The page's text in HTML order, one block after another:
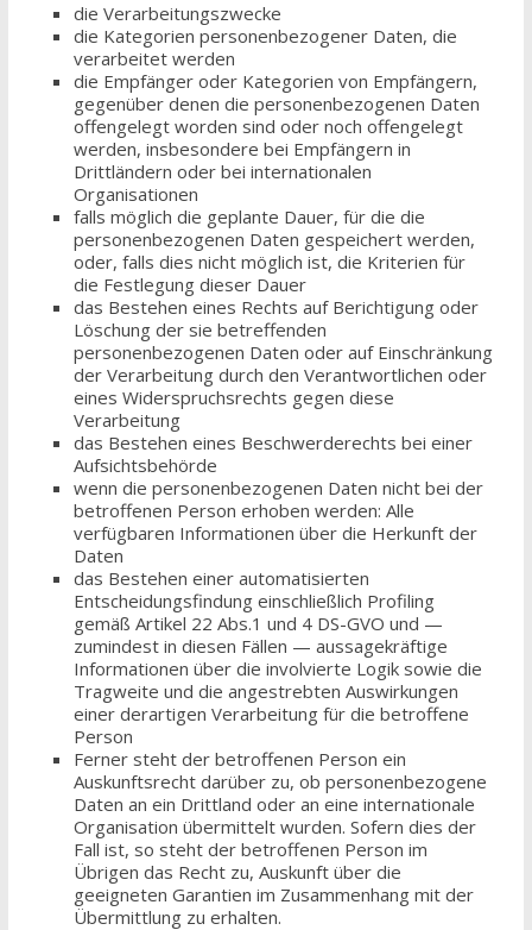
die Verarbeitungszwecke
die Kategorien personenbezogener Daten, die
verarbeitet werden
die Empfänger oder Kategorien von Empfängern,
gegenüber denen die personenbezogenen Daten
offengelegt worden sind oder noch offengelegt
werden, insbesondere bei Empfängern in
Drittländern oder bei internationalen
Organisationen
falls möglich die geplante Dauer, für die die
personenbezogenen Daten gespeichert werden,
oder, falls dies nicht möglich ist, die Kriterien für
die Festlegung dieser Dauer
das Bestehen eines Rechts auf Berichtigung oder
Löschung der sie betreffenden
personenbezogenen Daten oder auf Einschränkung
der Verarbeitung durch den Verantwortlichen oder
eines Widerspruchsrechts gegen diese
Verarbeitung
das Bestehen eines Beschwerderechts bei einer
Aufsichtsbehörde
wenn die personenbezogenen Daten nicht bei der
betroffenen Person erhoben werden: Alle
verfügbaren Informationen über die Herkunft der
Daten
das Bestehen einer automatisierten
Entscheidungsfindung einschließlich Profiling
gemäß Artikel 22 Abs.1 und 4 DS-GVO und —
zumindest in diesen Fällen — aussagekräftige
Informationen über die involvierte Logik sowie die
Tragweite und die angestrebten Auswirkungen
einer derartigen Verarbeitung für die betroffene
Person
Ferner steht der betroffenen Person ein
Auskunftsrecht darüber zu, ob personenbezogene
Daten an ein Drittland oder an eine internationale
Organisation übermittelt wurden. Sofern dies der
Fall ist, so steht der betroffenen Person im
Übrigen das Recht zu, Auskunft über die
geeigneten Garantien im Zusammenhang mit der
Übermittlung zu erhalten.